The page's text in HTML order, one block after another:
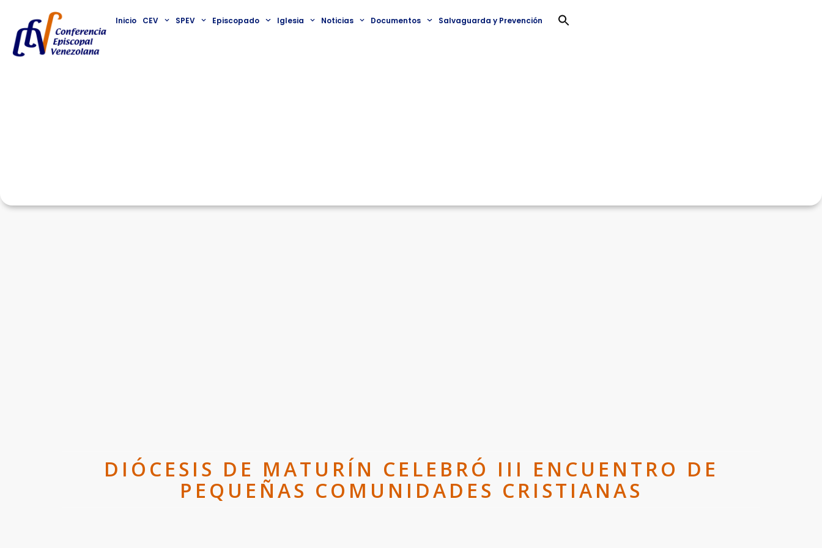
Inicio CEV SPEV Episcopado Iglesia Noticias Documentos Salvaguarda y Prevención
DIÓCESIS DE MATURÍN CELEBRÓ III ENCUENTRO DE
PEQUEÑAS COMUNIDADES CRISTIANAS